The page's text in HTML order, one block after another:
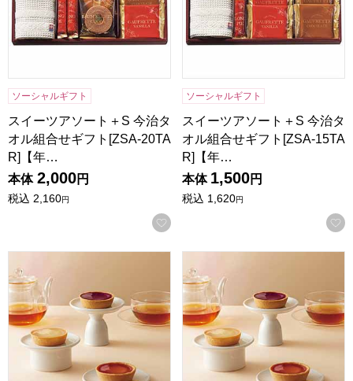
ソーシャルギフト
スイーツアソート＋S 今治タ
オル組合せギフト[ZSA-20TA
R]【年…
本体 2,000円
税込 2,160円
お気に入りに登録する
ソーシャルギフト
スイーツアソート＋S 今治タ
オル組合せギフト[ZSA-15TA
R]【年…
本体 1,500円
税込 1,620円